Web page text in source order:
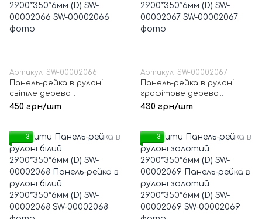
Артикул: SW-00002066
Панель-рейка в рулоні
світле дерево
2900*350*6мм (D) SW-
450 грн/шт
Артикул: SW-00002067
Панель-рейка в рулоні
графітове дерево
2900*350*6мм (D) SW-
430 грн/шт
3 3